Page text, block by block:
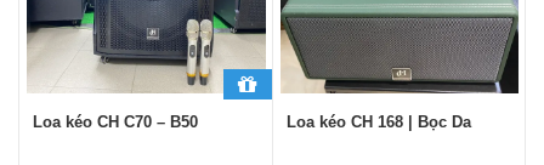
Loa kéo CH C70 – B50 Loa kéo CH 168 | Bọc Da